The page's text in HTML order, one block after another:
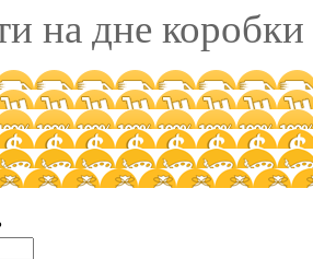
на дне коробки